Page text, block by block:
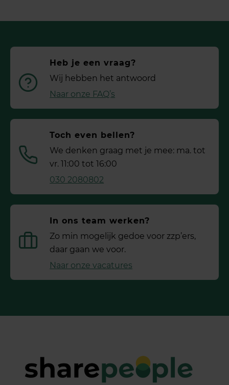
Heb je een vraag?
Wij hebben het antwoord
Naar onze FAQ’s
Toch even bellen?
We denken graag met je mee: ma. tot
vr. 11:00 tot 16:00
030 2080802
In ons team werken?
Zo min mogelijk gedoe voor ­zzp’ers,
daar gaan we voor.
Naar onze vacatures